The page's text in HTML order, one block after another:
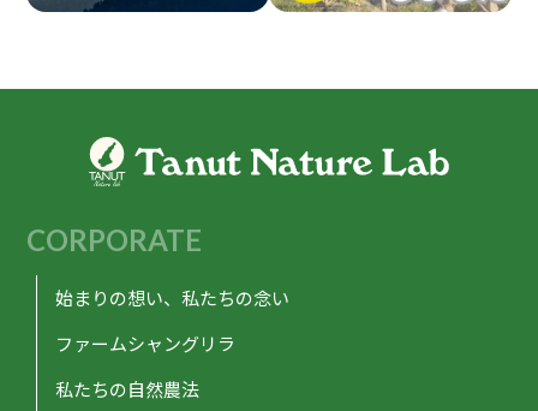
CORPORATE
始まりの想い、私たちの念い
ファームシャングリラ
私たちの自然農法